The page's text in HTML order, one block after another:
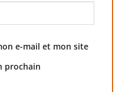
e-mail et mon site
prochain